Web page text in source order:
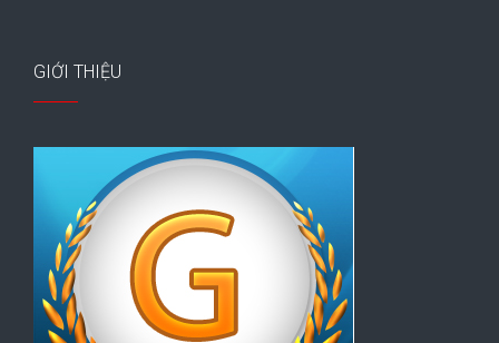
GIỚI THIỆU